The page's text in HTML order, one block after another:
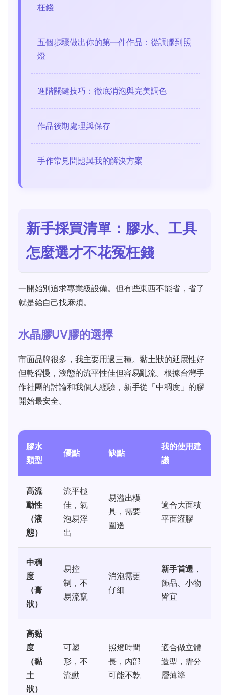
枉錢
五個步驟做出你的第一件作品：從調膠到照
燈
進階關鍵技巧：徹底消泡與完美調色
作品後期處理與保存
手作常見問題與我的解決方案
新手採買清單：膠水、工具
怎麼選才不花冤枉錢
一開始別追求專業級設備。但有些東西不能省，省了
就是給自己找麻煩。
水晶膠UV膠的選擇
市面品牌很多，我主要用過三種。黏土狀的延展性好
但乾得慢，液態的流平性佳但容易亂流。根據台灣手
作社團的討論和我個人經驗，新手從「中稠度」的膠
開始最安全。
膠水
類型
優點 缺點
我的使用建
議
高流
動性
（液
態）
流平極
佳，氣
泡易浮
出
易溢出模
具，需要
圍邊
適合大面積
平面灌膠
中稠
度
（膏
狀）
易控
制，不
易流竄
消泡需更
仔細
新手首選 ，
飾品、小物
皆宜
高黏
度
（黏
土
狀）
可塑
形，不
流動
照燈時間
長，內部
可能不乾
適合做立體
造型，需分
層薄塗